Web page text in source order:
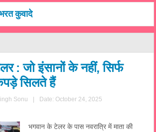
कुवादे
: जो इंसानों के नहीं, सिर्फ
सिलते हैं
Sonu
Date: October 24, 2025
भगवान के टेलर के पास नवरात्रि में माता की